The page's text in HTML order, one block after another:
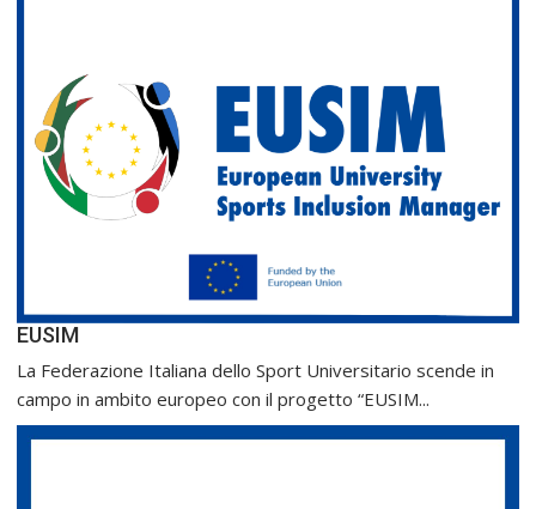
EUSIM
La Federazione Italiana dello Sport Universitario scende in
campo in ambito europeo con il progetto “EUSIM...